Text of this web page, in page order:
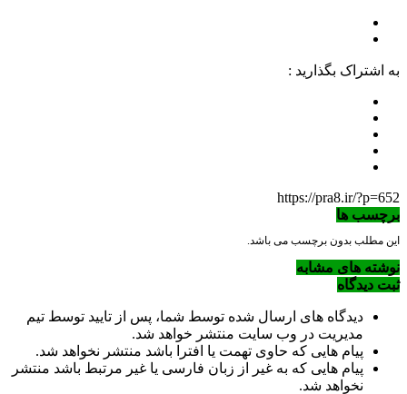
به اشتراک بگذارید :
https://pra8.ir/?p=652
برچسب ها
این مطلب بدون برچسب می باشد.
نوشته های مشابه
ثبت دیدگاه
دیدگاه های ارسال شده توسط شما، پس از تایید توسط تیم
مدیریت در وب سایت منتشر خواهد شد.
پیام هایی که حاوی تهمت یا افترا باشد منتشر نخواهد شد.
پیام هایی که به غیر از زبان فارسی یا غیر مرتبط باشد منتشر
نخواهد شد.